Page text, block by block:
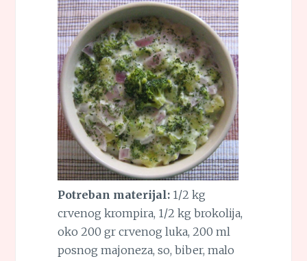
Potreban materijal:1/2 kg
crvenog krompira, 1/2 kg brokolija,
oko 200 gr crvenog luka, 200 ml
posnog majoneza, so, biber, malo